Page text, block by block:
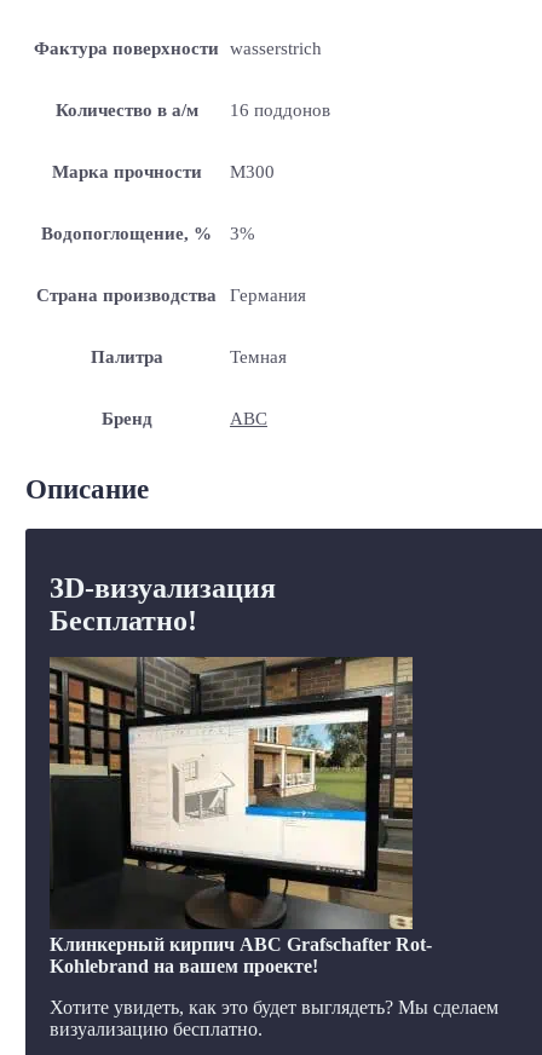
Фактура поверхности wasserstrich
Количество в а/м 16 поддонов
Марка прочности M300
Водопоглощение, % 3%
Страна производства Германия
Палитра Темная
Бренд ABC
Описание
3D-визуализация
Бесплатно!
Клинкерный кирпич ABC Grafschafter Rot-
Kohlebrand на вашем проекте!
Хотите увидеть, как это будет выглядеть? Мы сделаем
визуализацию бесплатно.